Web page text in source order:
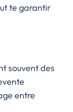
te garantir
souvent des
entre